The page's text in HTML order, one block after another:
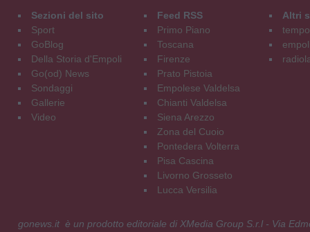
Sezioni del sito
Sport
GoBlog
Della Storia d'Empoli
Go(od) News
Sondaggi
Gallerie
Video
Feed RSS
Primo Piano
Toscana
Firenze
Prato Pistoia
Empolese Valdelsa
Chianti Valdelsa
Siena Arezzo
Zona del Cuoio
Pontedera Volterra
Pisa Cascina
Livorno Grosseto
Lucca Versilia
Altri
gonews.it è un prodotto editoriale di XMedia Group S.r.l - Via